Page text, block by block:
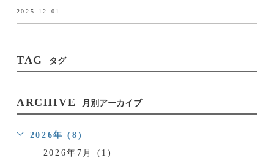
2025.12.01
TAG タグ
ARCHIVE 月別アーカイブ
2026年 (8)
2026年7月 (1)